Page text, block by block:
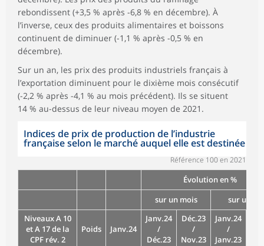
rebondissent (+3,5 % après -6,8 % en décembre). À
l’inverse, ceux des produits alimentaires et boissons
continuent de diminuer (-1,1 % après -0,5 % en
décembre).
Sur un an, les prix des produits industriels français à
l’exportation diminuent pour le dixième mois consécutif
(-2,2 % après -4,1 % au mois précédent). Ils se situent
14 % au-dessus de leur niveau moyen de 2021.
Indices de prix de production de l’industrie
française selon le marché auquel elle est destinée
Référence 100 en 2021
Évolution en %
sur un mois
sur un an
Niveaux A 10
et A 17 de la
CPF rév. 2
Poids Janv.24
Janv.24
/
Déc.23
Déc.23
/
Nov.23
Janv.24
/
Janv.23